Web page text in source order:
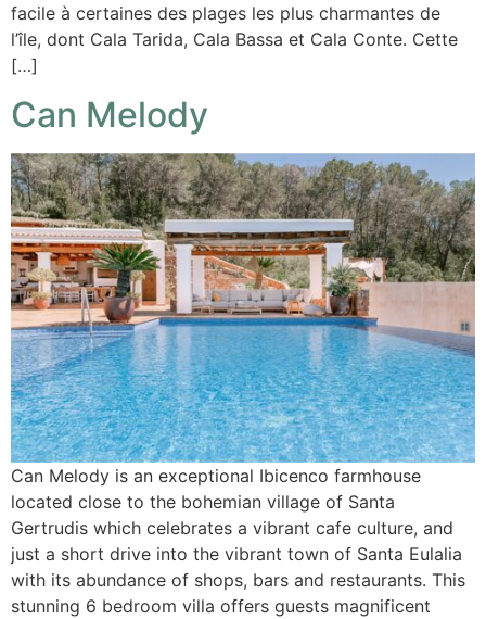
facile à certaines des plages les plus charmantes de
l’île, dont Cala Tarida, Cala Bassa et Cala Conte. Cette
[…]
Can Melody
Can Melody is an exceptional Ibicenco farmhouse
located close to the bohemian village of Santa
Gertrudis which celebrates a vibrant cafe culture, and
just a short drive into the vibrant town of Santa Eulalia
with its abundance of shops, bars and restaurants. This
stunning 6 bedroom villa offers guests magnificent